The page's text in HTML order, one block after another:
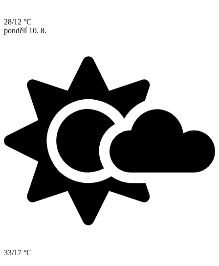
28/12 °C
pondělí 10. 8.
33/17 °C